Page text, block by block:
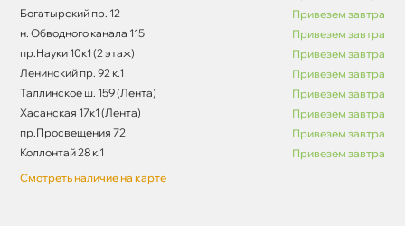
Богатырский пр. 12
Привезем завтра
н. Обводного канала 115
Привезем завтра
пр.Науки 10к1 (2 этаж)
Привезем завтра
Ленинский пр. 92 к.1
Привезем завтра
Таллинское ш. 159 (Лента)
Привезем завтра
Хасанская 17к1 (Лента)
Привезем завтра
пр.Просвещения 72
Привезем завтра
Коллонтай 28 к.1
Привезем завтра
Смотреть наличие на карте